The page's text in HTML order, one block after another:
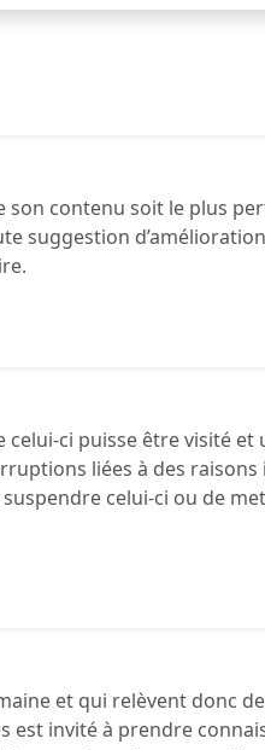
contenu soit le plus
suggestion
ci puisse être visité et
liées à des
celui-ci ou de
et qui relèvent donc
est invité à prendre